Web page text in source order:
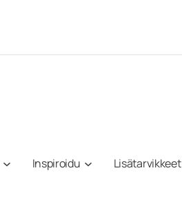
Inspiroidu Lisätarvikkeet